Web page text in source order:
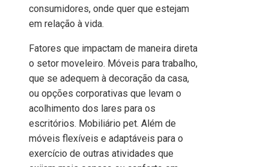
consumidores, onde quer que estejam
em relação à vida.
Fatores que impactam de maneira direta
o setor moveleiro. Móveis para trabalho,
que se adequem à decoração da casa,
ou opções corporativas que levam o
acolhimento dos lares para os
escritórios. Mobiliário pet. Além de
móveis flexíveis e adaptáveis para o
exercício de outras atividades que